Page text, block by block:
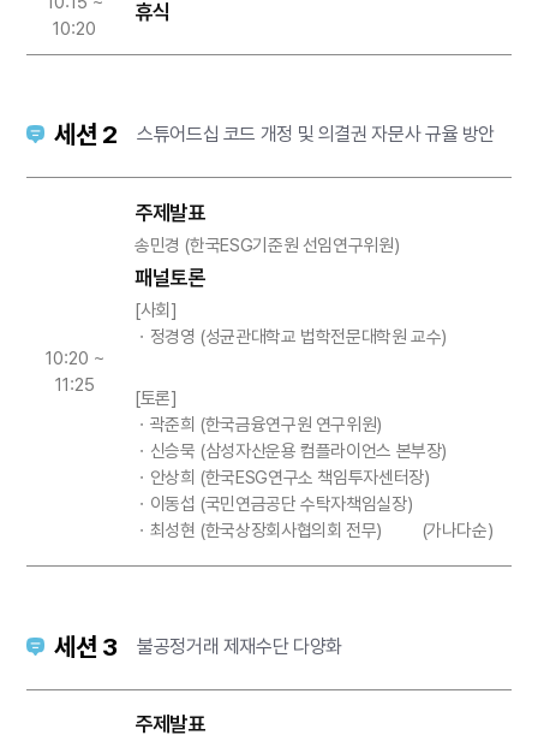
10:20
휴식
세션 2 스튜어드십 코드 개정 및 의결권 자문사 규율 방안
10:20 ~
11:25
주제발표
송민경 (한국ESG기준원 선임연구위원)
패널토론
[사회]
ㆍ정경영 (성균관대학교 법학전문대학원 교수)
[토론]
ㆍ곽준희 (한국금융연구원 연구위원)
ㆍ신승묵 (삼성자산운용 컴플라이언스 본부장)
ㆍ안상희 (한국ESG연구소 책임투자센터장)
ㆍ이동섭 (국민연금공단 수탁자책임실장)
ㆍ최성현 (한국상장회사협의회 전무) (가나다순)
세션 3 불공정거래 제재수단 다양화
주제발표